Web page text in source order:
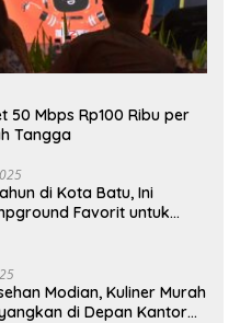
50 Mbps Rp100 Ribu per
Tangga
di Kota Batu, Ini
Favorit untuk
Modian, Kuliner Murah
di Depan Kantor